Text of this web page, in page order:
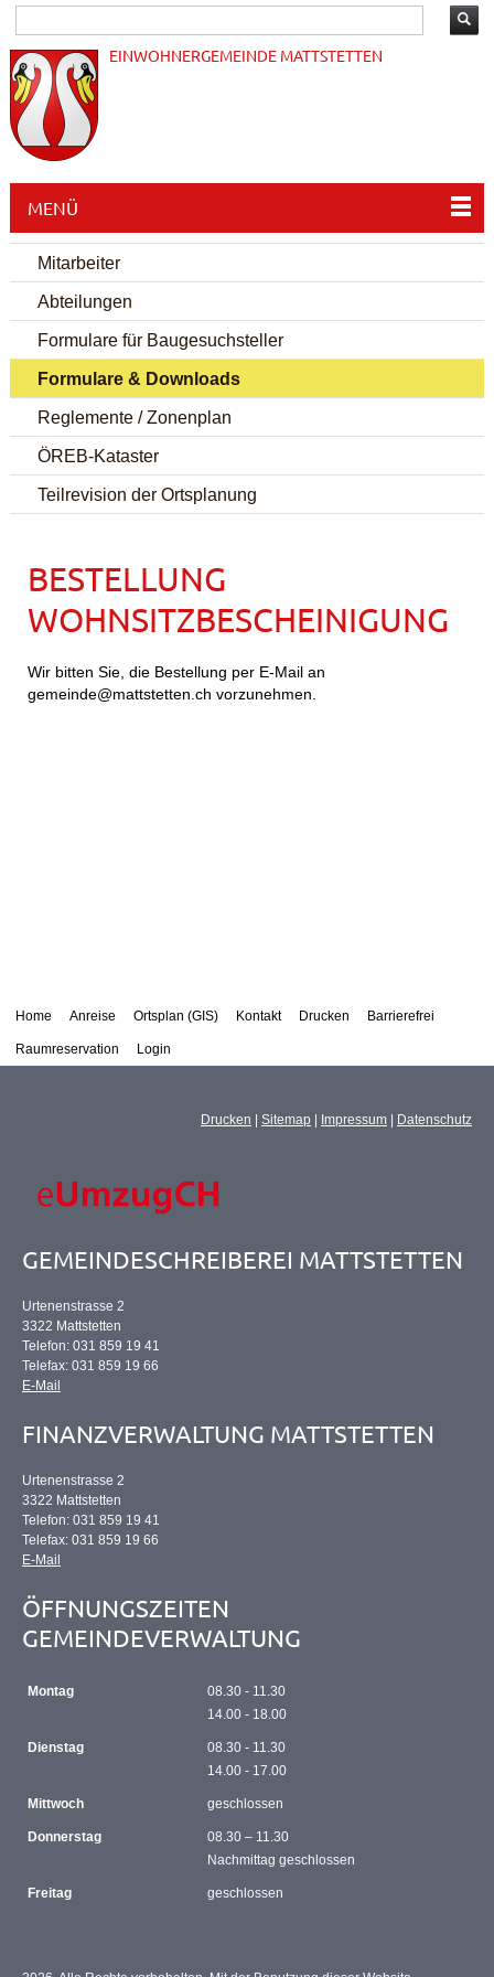
EINWOHNERGEMEINDE MATTSTETTEN
MENÜ
Mitarbeiter
Abteilungen
Formulare für Baugesuchsteller
Formulare & Downloads
Reglemente / Zonenplan
ÖREB-Kataster
Teilrevision der Ortsplanung
BESTELLUNG
WOHNSITZBESCHEINIGUNG
Wir bitten Sie, die Bestellung per E-Mail an
gemeinde@mattstetten.ch vorzunehmen.
Home Anreise Ortsplan (GIS) Kontakt Drucken Barrierefrei
Raumreservation Login
Drucken | Sitemap | Impressum | Datenschutz
GEMEINDESCHREIBEREI MATTSTETTEN
Urtenenstrasse 2
3322 Mattstetten
Telefon: 031 859 19 41
Telefax: 031 859 19 66
E-Mail
FINANZVERWALTUNG MATTSTETTEN
Urtenenstrasse 2
3322 Mattstetten
Telefon: 031 859 19 41
Telefax: 031 859 19 66
E-Mail
ÖFFNUNGSZEITEN
GEMEINDEVERWALTUNG
Montag
08.30 - 11.30
14.00 - 18.00
Dienstag
08.30 - 11.30
14.00 - 17.00
Mittwoch geschlossen
Donnerstag
08.30 – 11.30
Nachmittag geschlossen
Freitag geschlossen